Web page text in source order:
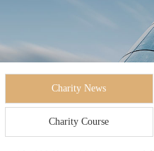
Charity News
Charity Course